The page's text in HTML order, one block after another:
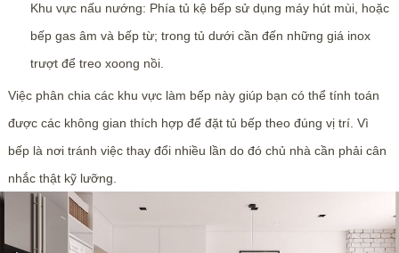
Khu vực nấu nướng: Phía tủ kệ bếp sử dụng máy hút mùi, hoặc
bếp gas âm và bếp từ; trong tủ dưới cần đến những giá inox
trượt để treo xoong nồi.
Việc phân chia các khu vực làm bếp này giúp bạn có thể tính toán
được các không gian thích hợp để đặt tủ bếp theo đúng vị trí. Vì
bếp là nơi tránh việc thay đổi nhiều lần do đó chủ nhà cần phải cân
nhắc thật kỹ lưỡng.